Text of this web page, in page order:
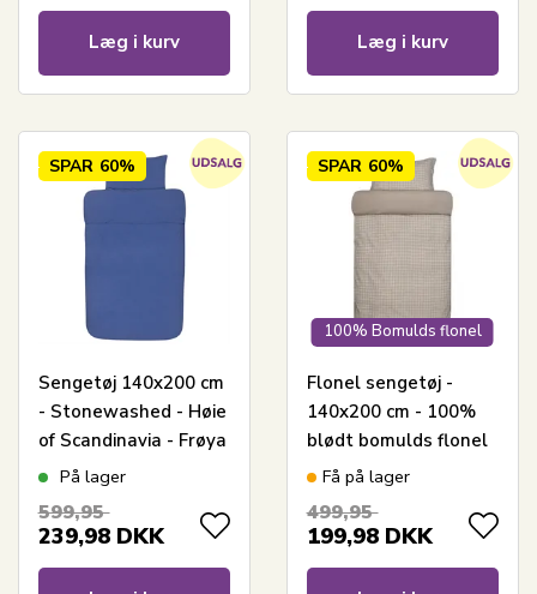
Læg i kurv Læg i kurv
SPAR 60%
Sengetøj 140x200 cm
- Stonewashed - Høie
of Scandinavia - Frøya
Ultra Marine
På lager
599,95
239,98 DKK
100% Bomulds flonel
SPAR 60%
Flonel sengetøj -
140x200 cm - 100%
blødt bomulds flonel
sengesæt - Høie of
beige
Få på lager
499,95
199,98 DKK